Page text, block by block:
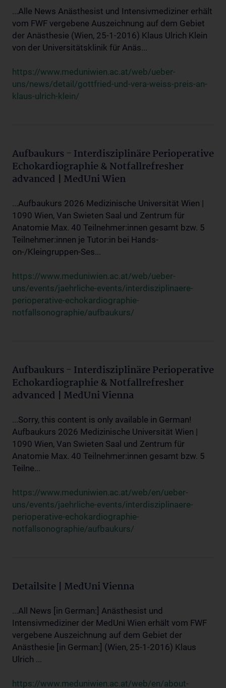
...Alle News Anästhesist und Intensivmediziner erhält
vom FWF vergebene Auszeichnung auf dem Gebiet
der Anästhesie (Wien, 25-1-2016) Klaus Ulrich Klein
von der Universitätsklinik für Anäs...
https://www.meduniwien.ac.at/web/ueber-
uns/news/detail/gottfried-und-vera-weiss-preis-an-
klaus-ulrich-klein/
Aufbaukurs - Interdisziplinäre Perioperative
Echokardiographie & Notfallrefresher
advanced | MedUni Wien
...Aufbaukurs 2026 Medizinische Universität Wien |
1090 Wien, Van Swieten Saal und Zentrum für
Anatomie Max. 40 Teilnehmer:innen gesamt bzw. 5
Teilnehmer:innen je Tutor:in bei Hands-
on-/Kleingruppen-Ses...
https://www.meduniwien.ac.at/web/ueber-
uns/events/jaehrliche-events/interdisziplinaere-
perioperative-echokardiographie-
notfallsonographie/aufbaukurs/
Aufbaukurs - Interdisziplinäre Perioperative
Echokardiographie & Notfallrefresher
advanced | MedUni Vienna
...Sorry, this content is only available in German!
Aufbaukurs 2026 Medizinische Universität Wien |
1090 Wien, Van Swieten Saal und Zentrum für
Anatomie Max. 40 Teilnehmer:innen gesamt bzw. 5
Teilne...
https://www.meduniwien.ac.at/web/en/ueber-
uns/events/jaehrliche-events/interdisziplinaere-
perioperative-echokardiographie-
notfallsonographie/aufbaukurs/
Detailsite | MedUni Vienna
...All News [in German:] Anästhesist und
Intensivmediziner der MedUni Wien erhält vom FWF
vergebene Auszeichnung auf dem Gebiet der
Anästhesie [in German:] (Wien, 25-1-2016) Klaus
Ulrich ...
https://www.meduniwien.ac.at/web/en/about-